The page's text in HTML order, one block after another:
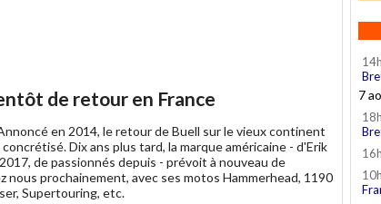
de retour en France
en 2014, le retour de Buell sur le vieux continent
Dix ans plus tard, la marque américaine - d'Erik
de passionnés depuis - prévoit à nouveau de
nous prochainement, avec ses motos Hammerhead, 1190
Supertouring, etc.
7